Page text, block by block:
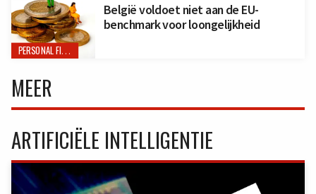
PERSONAL FINANCE
België voldoet niet aan de EU-
benchmark voor loongelijkheid
MEER
ARTIFICIËLE INTELLIGENTIE